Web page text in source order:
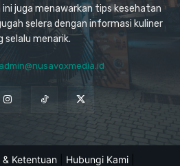
ini juga menawarkan tips kesehatan
selera dengan informasi kuliner
selalu menarik.
admin@nusavoxmedia.id
& Ketentuan Hubungi Kami